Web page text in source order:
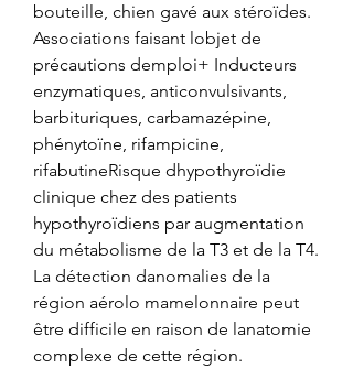
bouteille, chien gavé aux stéroïdes.
Associations faisant lobjet de
précautions demploi+ Inducteurs
enzymatiques, anticonvulsivants,
barbituriques, carbamazépine,
phénytoïne, rifampicine,
rifabutineRisque dhypothyroïdie
clinique chez des patients
hypothyroïdiens par augmentation
du métabolisme de la T3 et de la T4.
La détection danomalies de la
région aérolo mamelonnaire peut
être difficile en raison de lanatomie
complexe de cette région.